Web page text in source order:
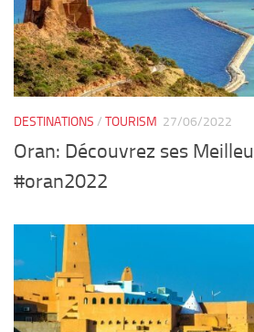
DESTINATIONS / TOURISM 27/06/2022
Oran: Découvrez ses
#oran2022